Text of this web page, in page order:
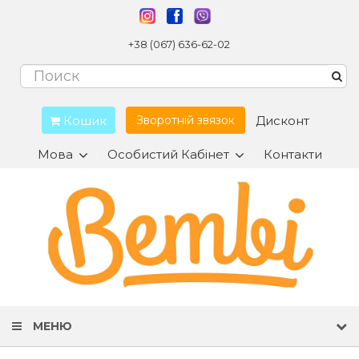
+38 (067) 636-62-02
Кошик Зворотній звязок Дисконт
Мова Особистий Кабінет Контакти
МЕНЮ